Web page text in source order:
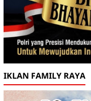
IKLAN FAMILY RAYA